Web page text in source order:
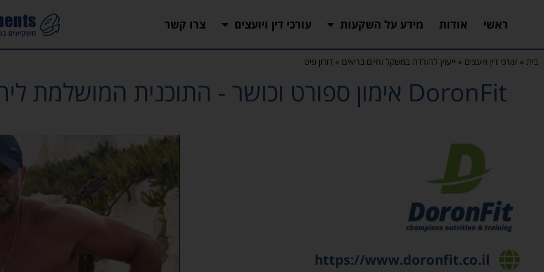
ראשי אודות מידע על השקעות עורכי דין ויועצים צרו קשר
בית » עורכי דין ויועצים » ייעוץ להורדה במשקל וחיים בריאים » דורון פיט
DoronFit אימון ספורט וכושר - התוכנית המושלמת לירידה במשקל
https://www.doronfit.co.il